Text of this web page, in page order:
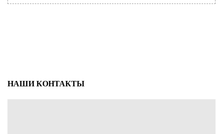
НАШИ КОНТАКТЫ